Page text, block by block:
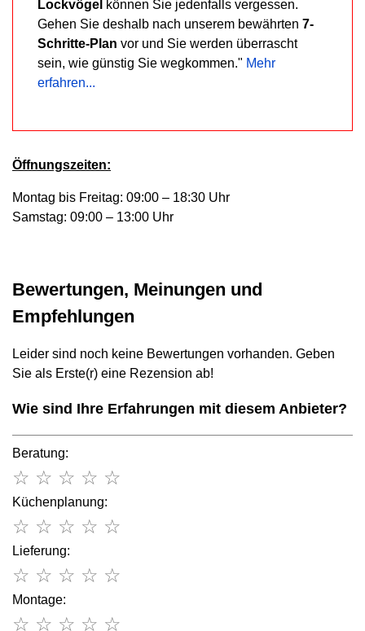
Lockvögel können Sie jedenfalls vergessen.
Gehen Sie deshalb nach unserem bewährten 7-
Schritte-Plan vor und Sie werden überrascht
sein, wie günstig Sie wegkommen." Mehr
erfahren...
Öffnungszeiten:
Montag bis Freitag: 09:00 – 18:30 Uhr
Samstag: 09:00 – 13:00 Uhr
Bewertungen, Meinungen und
Empfehlungen
Leider sind noch keine Bewertungen vorhanden. Geben
Sie als Erste(r) eine Rezension ab!
Wie sind Ihre Erfahrungen mit diesem Anbieter?
Beratung:
☆ ☆ ☆ ☆ ☆
Küchenplanung:
☆ ☆ ☆ ☆ ☆
Lieferung:
☆ ☆ ☆ ☆ ☆
Montage:
☆ ☆ ☆ ☆ ☆